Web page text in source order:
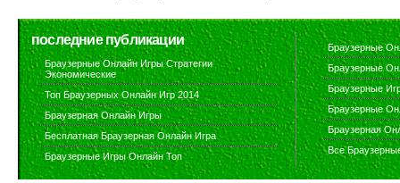
последние публикации
Браузерные Онлайн Игры Стратегии
Экономические
Топ Браузерных Онлайн Игр 2014
Браузерная Онлайн Игры
Бесплатная Браузерная Онлайн Игра
Браузерные Игры Онлайн Топ
Браузерные
Браузерные
Браузерные
Браузерные
Браузерная
Все